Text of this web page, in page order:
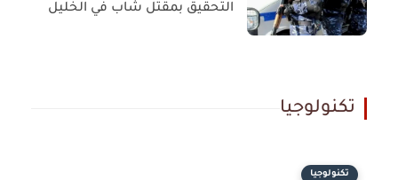
التحقيق بمقتل شاب في الخليل
تكنولوجيا
تكنولوجيا